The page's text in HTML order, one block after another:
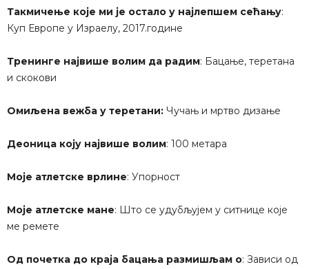
Такмичење које ми је остало у најлепшем сећању:
Куп Европе у Израелу, 2017.године
Тренинге највише волим да радим: Бацање, теретана
и скокови
Омиљена вежба у теретани: Чучањ и мртво дизање
Деоница коју највише волим: 100 метара
Моје атлетске врлине: Упорност
Моје атлетске мане: Што се удубљујем у ситнице које
ме ремете
Од почетка до краја бацања размишљам о: Зависи од